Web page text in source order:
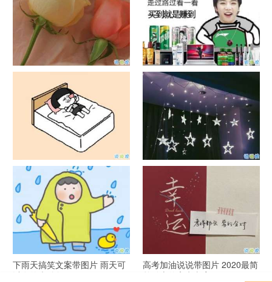
官宣恋爱的说说配图 官宣句子
抖音摆地摊文案 摆地摊的搞笑
说说带图片
谐音梗土味情话大全带图片 油
腻搞笑的土味情话
很酷的霸气句子带图片 最新霸
气说说高冷范
下雨天搞笑文案带图片 雨天可
以发的幽默句子
高考加油说说带图片 2020最简
单励志的高考文案